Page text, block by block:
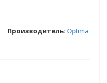
Производитель: Optima